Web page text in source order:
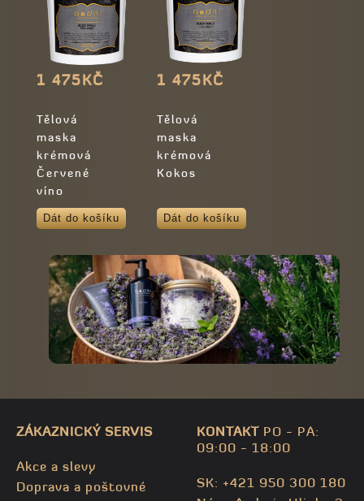
1 475KČ
Tělová
maska
krémová
Červené
víno
Dát do košíku
1 475KČ
Tělová
maska
krémová
Kokos
Dát do košíku
ZÁKAZNICKÝ SERVIS
Akce a slevy
Doprava a poštovné
KONTAKTPO - PA:
09:00 - 18:00
SK: +421 950 300 180